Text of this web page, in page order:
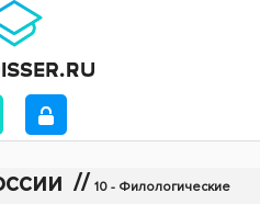
// 10 - Филологические